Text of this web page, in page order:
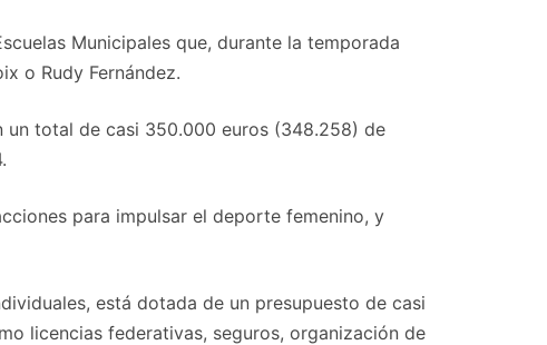
Municipales que, durante la temporada
o Rudy Fernández.
total de casi 350.000 euros (348.258) de
para impulsar el deporte femenino, y
está dotada de un presupuesto de casi
licencias federativas, seguros, organización de